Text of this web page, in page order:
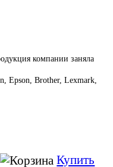
компании заняла
Epson, Brother, Lexmark,
Купить